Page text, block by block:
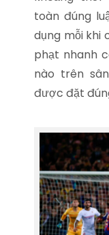
toàn đúng
dụng mỗi khi
phạt nhanh
nào trên
được đặt